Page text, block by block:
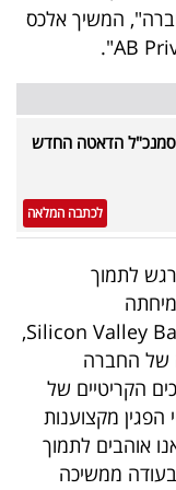
המשיך אלכס
סמנכ"ל הדאטה החדש
לכתבה המלאה
לתמוך
האסטרטגית", אמר סמיר פול, מנהל Silicon Valley Bank,
של החברה
הקריטיים של
מקצוענות
אוהבים לתמוך
ממשיכה